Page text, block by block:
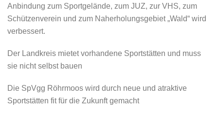
Anbindung zum Sportgelände, zum JUZ, zur VHS, zum
Schützenverein und zum Naherholungsgebiet „Wald“ wird
verbessert.
Der Landkreis mietet vorhandene Sportstätten und muss
sie nicht selbst bauen
Die SpVgg Röhrmoos wird durch neue und atraktive
Sportstätten fit für die Zukunft gemacht